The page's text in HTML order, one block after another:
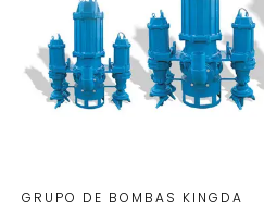
GRUPO DE BOMBAS KINGDA